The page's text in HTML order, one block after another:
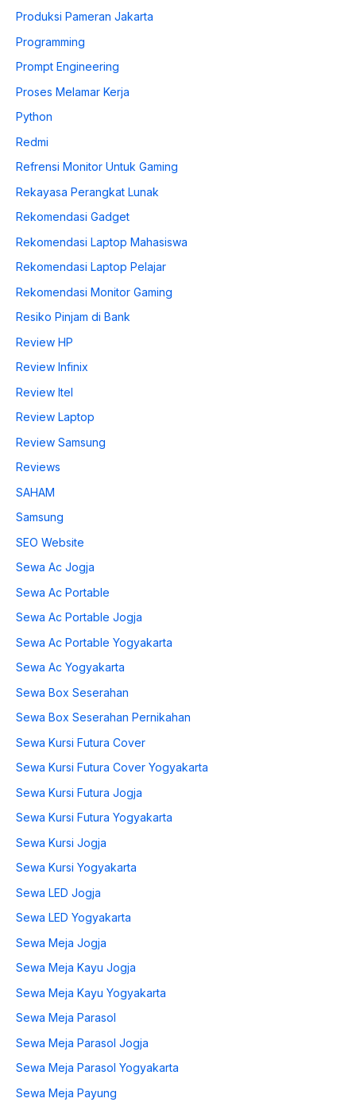
Produksi Pameran Jakarta
Programming
Prompt Engineering
Proses Melamar Kerja
Python
Redmi
Refrensi Monitor Untuk Gaming
Rekayasa Perangkat Lunak
Rekomendasi Gadget
Rekomendasi Laptop Mahasiswa
Rekomendasi Laptop Pelajar
Rekomendasi Monitor Gaming
Resiko Pinjam di Bank
Review HP
Review Infinix
Review Itel
Review Laptop
Review Samsung
Reviews
SAHAM
Samsung
SEO Website
Sewa Ac Jogja
Sewa Ac Portable
Sewa Ac Portable Jogja
Sewa Ac Portable Yogyakarta
Sewa Ac Yogyakarta
Sewa Box Seserahan
Sewa Box Seserahan Pernikahan
Sewa Kursi Futura Cover
Sewa Kursi Futura Cover Yogyakarta
Sewa Kursi Futura Jogja
Sewa Kursi Futura Yogyakarta
Sewa Kursi Jogja
Sewa Kursi Yogyakarta
Sewa LED Jogja
Sewa LED Yogyakarta
Sewa Meja Jogja
Sewa Meja Kayu Jogja
Sewa Meja Kayu Yogyakarta
Sewa Meja Parasol
Sewa Meja Parasol Jogja
Sewa Meja Parasol Yogyakarta
Sewa Meja Payung